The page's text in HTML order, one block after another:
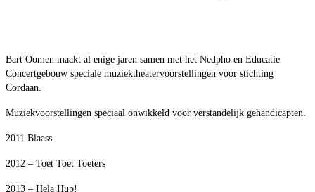
Bart Oomen maakt al enige jaren samen met het Nedpho en Educatie
Concertgebouw speciale muziektheatervoorstellingen voor stichting
Cordaan.
Muziekvoorstellingen speciaal onwikkeld voor verstandelijk gehandicapten.
2011 Blaass
2012 – Toet Toet Toeters
2013 – Hela Hup!